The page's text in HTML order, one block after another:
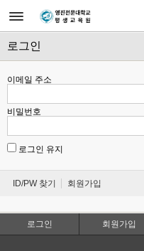
로그인
이메일 주소
비밀번호
로그인 유지
ID/PW 찾기 회원가입
로그인 회원가입